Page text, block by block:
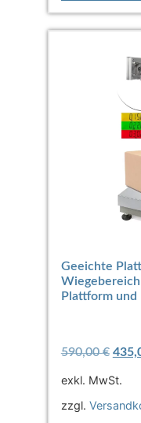
Geeichte
Plattform
590,00€
exkl. MwSt.
zzgl.